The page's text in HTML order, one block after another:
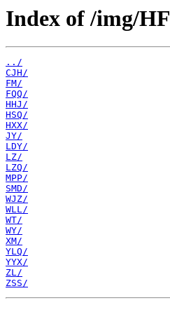
Index of /img/
../
CJH/
FM/
FQQ/
HHJ/
HSQ/
HXX/
JY/
LDY/
LZ/
LZQ/
MPP/
SMD/
WJZ/
WLL/
WT/
WY/
XM/
YLQ/
YYX/
ZL/
ZSS/